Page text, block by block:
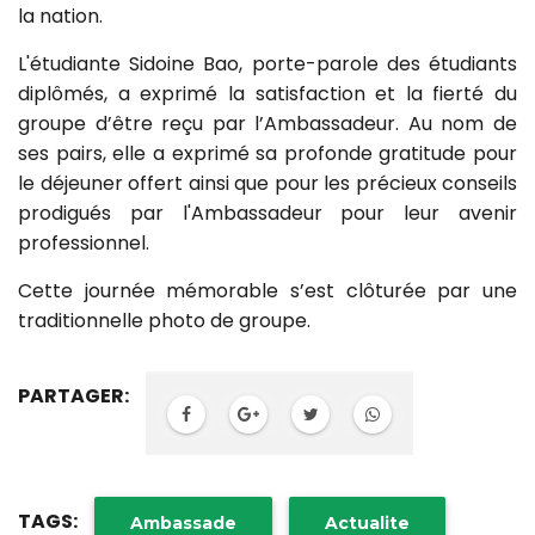
la nation.
L'étudiante Sidoine Bao, porte-parole des étudiants
diplômés, a exprimé la satisfaction et la fierté du
groupe d’être reçu par l’Ambassadeur. Au nom de
ses pairs, elle a exprimé sa profonde gratitude pour
le déjeuner offert ainsi que pour les précieux conseils
prodigués par l'Ambassadeur pour leur avenir
professionnel.
Cette journée mémorable s’est clôturée par une
traditionnelle photo de groupe.
PARTAGER:
TAGS: Ambassade Actualite